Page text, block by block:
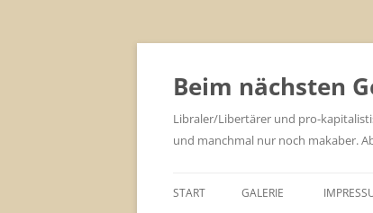
Zum
springen
Beim nächsten
Libraler/Libertärer und pro-
und manchmal nur noch makaber.
START GALERIE